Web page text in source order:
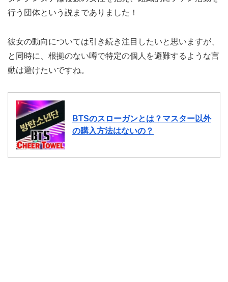
行う団体という説までありました！
彼女の動向については引き続き注目したいと思いますが、
と同時に、根拠のない噂で特定の個人を避難するような言
動は避けたいですね。
BTSのスローガンとは？マスター以外
の購入方法はないの？